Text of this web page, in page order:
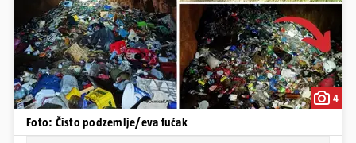
4
Foto: Čisto podzemlje/eva fućak